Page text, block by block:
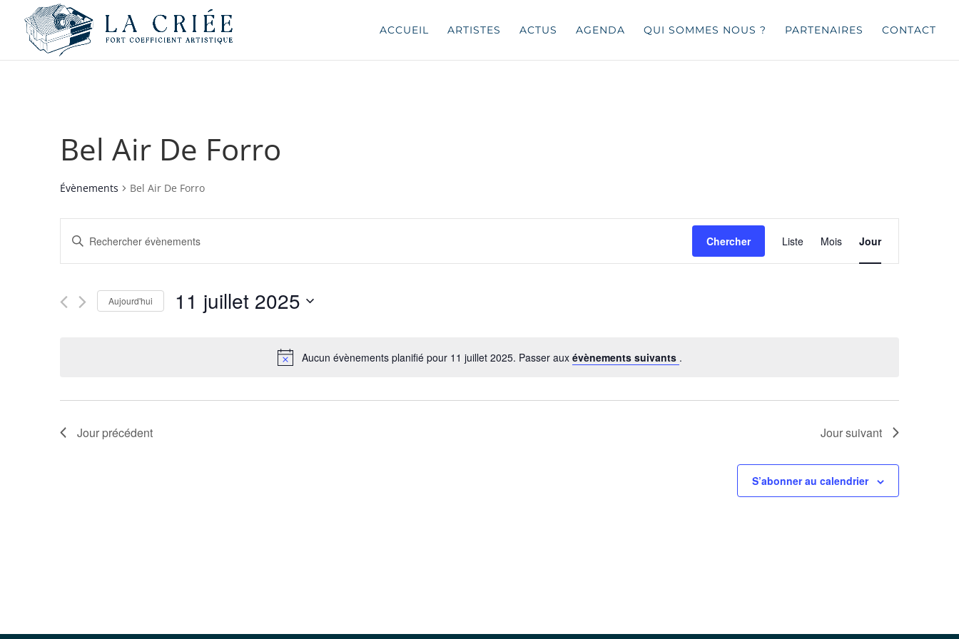
ACCUEIL ARTISTES ACTUS AGENDA QUI SOMMES NOUS ? PARTENAIRES CONTACT
Aucun évènements planifié pour 11 juillet 2025. Passer aux évènements suivants .
Bel Air De Forro
Évènements Bel Air De Forro
Recherche
et
navigation
vues
Évènements
Saisir
clé.
Évènements
Chercher
Navigation
de
vues
Liste Mois Jour
Aujourd'hui 11 juillet 2025
Jour précédent Jour suivant
S’abonner au calendrier